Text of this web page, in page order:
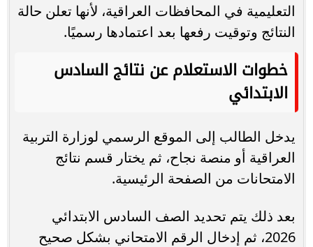
التعليمية في المحافظات العراقية، لأنها تعلن حالة
النتائج وتوقيت رفعها بعد اعتمادها رسميًا.
خطوات الاستعلام عن نتائج السادس
الابتدائي
يدخل الطالب إلى الموقع الرسمي لوزارة التربية
العراقية أو منصة نجاح، ثم يختار قسم نتائج
الامتحانات من الصفحة الرئيسية.
بعد ذلك يتم تحديد الصف السادس الابتدائي
2026، ثم إدخال الرقم الامتحاني بشكل صحيح